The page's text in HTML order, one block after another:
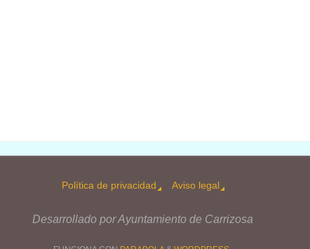
Política de privacidad Aviso legal
Desarrollado por Ayuntamiento de Carrizosa